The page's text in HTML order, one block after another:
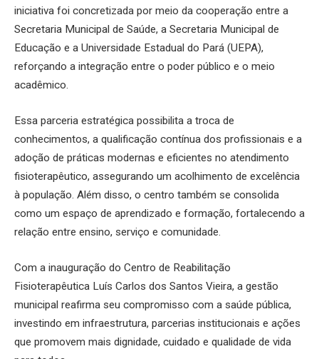
iniciativa foi concretizada por meio da cooperação entre a
Secretaria Municipal de Saúde, a Secretaria Municipal de
Educação e a Universidade Estadual do Pará (UEPA),
reforçando a integração entre o poder público e o meio
acadêmico.
Essa parceria estratégica possibilita a troca de
conhecimentos, a qualificação contínua dos profissionais e a
adoção de práticas modernas e eficientes no atendimento
fisioterapêutico, assegurando um acolhimento de excelência
à população. Além disso, o centro também se consolida
como um espaço de aprendizado e formação, fortalecendo a
relação entre ensino, serviço e comunidade.
Com a inauguração do Centro de Reabilitação
Fisioterapêutica Luís Carlos dos Santos Vieira, a gestão
municipal reafirma seu compromisso com a saúde pública,
investindo em infraestrutura, parcerias institucionais e ações
que promovem mais dignidade, cuidado e qualidade de vida